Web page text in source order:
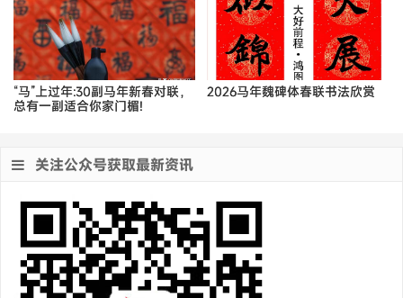
“马”上过年:30副马年新春对联，
总有一副适合你家门楣!
2026马年魏碑体春联书法欣赏
关注公众号获取最新资讯